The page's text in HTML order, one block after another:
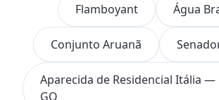
Flamboyant Água
Conjunto Aruanã
Aparecida de Residencial Itália —
GO